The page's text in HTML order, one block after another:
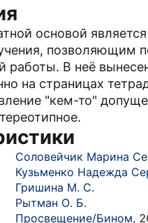
основой
позволяющим
работы. В неё
на страницах
"кем-то"
Соловейчик Марина
Кузьменко Надежда
Гришина М. С.
Рытман О. Б.
Просвещение/Бином,